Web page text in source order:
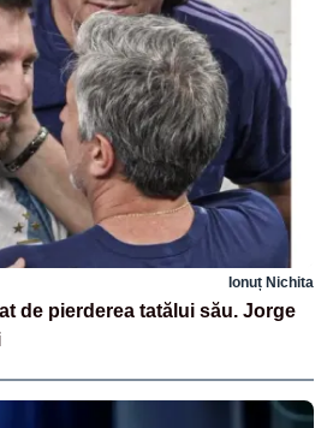
Ionuț Nichita
de pierderea tatălui său. Jorge